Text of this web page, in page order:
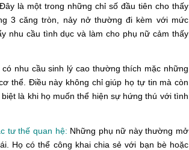
Đây là một trong những chỉ số đầu tiên cho thấy
3 căng tròn, nảy nở thường đi kèm với mức
nhu cầu tình dục và làm cho phụ nữ cảm thấy
có nhu cầu sinh lý cao thường thích mặc những
thể. Điều này không chỉ giúp họ tự tin mà còn
là khi họ muốn thể hiện sự hứng thú với tình
tư thế quan hệ: Những phụ nữ này thường mở
Họ có thể công khai chia sẻ với bạn bè hoặc